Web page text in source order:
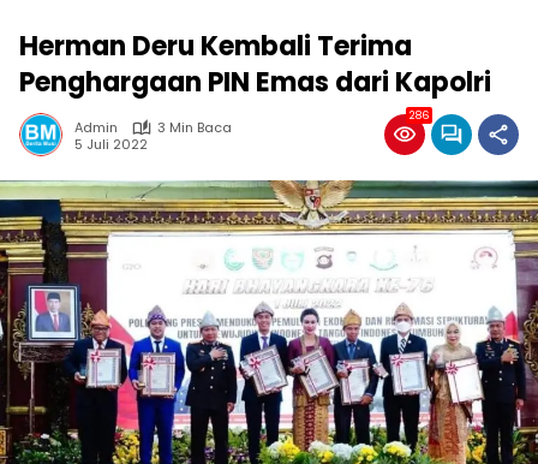
Herman Deru Kembali Terima
Penghargaan PIN Emas dari Kapolri
Admin
3 Min Baca
5 Juli 2022
286